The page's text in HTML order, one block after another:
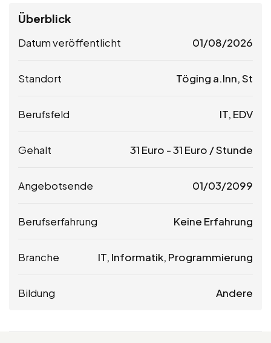
Überblick
Datum veröffentlicht 01/08/2026
Standort Töging a.Inn, St
Berufsfeld IT, EDV
Gehalt 31 Euro -31 Euro / Stunde
Angebotsende 01/03/2099
Berufserfahrung Keine Erfahrung
Branche IT, Informatik, Programmierung
Bildung Andere